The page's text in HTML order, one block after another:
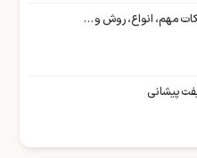
مهم، انواع، روش و …
پیشانی